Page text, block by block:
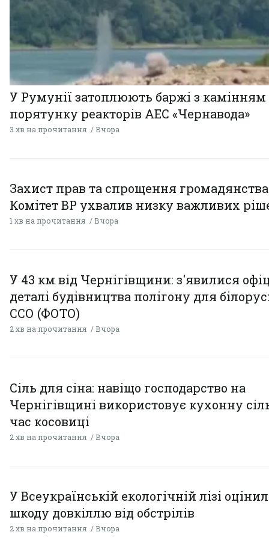
У Румунії затоплюють баржі з
порятунку реакторів АЕС «Чернавода»
3 хв на прочитання Вчора
Захист прав та спрощення
Комітет ВР ухвалив низку важливих
1 хв на прочитання Вчора
У 43 км від Чернігівщини: з'явилися
деталі будівництва полігону для
ССО (ФОТО)
2 хв на прочитання Вчора
Сіль для сіна: навіщо господарство на
Чернігівщині використовує кухонну
час косовиці
2 хв на прочитання Вчора
У Всеукраїнській екологічній лізі
шкоду довкіллю від обстрілів
2 хв на прочитання Вчора